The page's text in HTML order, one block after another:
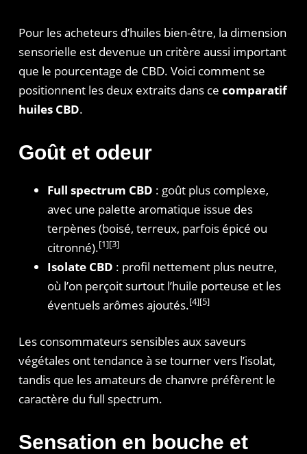
Pour les acheteurs d’huiles bien-être, la dimension
sensorielle est devenue un critère aussi important
que le pourcentage de CBD. Voici comment se
positionnent les deux extraits dans ce comparatif
huiles CBD.
Goût et odeur
Full spectrum CBD : goût plus complexe,
avec une palette aromatique issue des
terpènes (boisé, terreux, parfois épicé ou
citronné).[1][3]
Isolate CBD : profil nettement plus neutre,
où l’on perçoit surtout l’huile porteuse et les
éventuels arômes ajoutés.[4][5]
Les consommateurs sensibles aux saveurs
végétales ont tendance à se tourner vers l’isolat,
tandis que les amateurs de chanvre préfèrent le
caractère du full spectrum.
Sensation en bouche et